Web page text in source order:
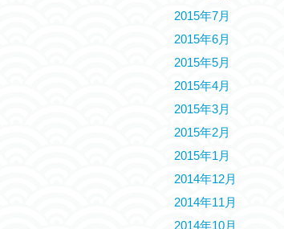
2015年7月
2015年6月
2015年5月
2015年4月
2015年3月
2015年2月
2015年1月
2014年12月
2014年11月
2014年10月